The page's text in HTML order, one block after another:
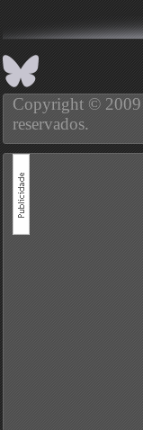
Copyright © 2009
reservados.